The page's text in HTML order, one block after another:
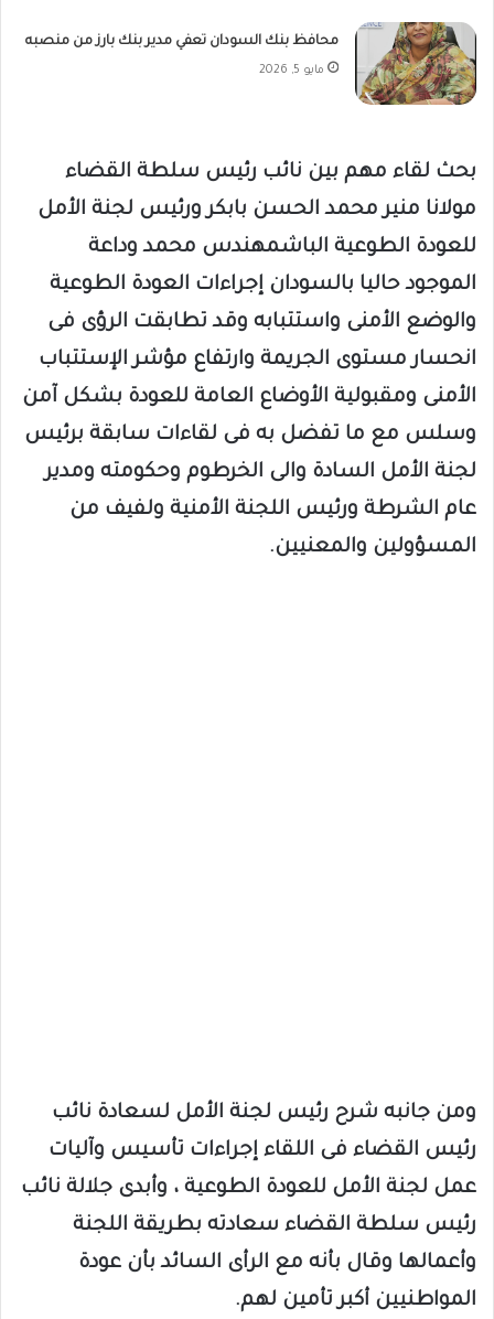
محافظ بنك السودان تعفي مدير بنك بارز من منصبه
مايو 5, 2026
بحث لقاء مهم بين نائب رئيس سلطة القضاء
مولانا منير محمد الحسن بابكر ورئيس لجنة الأمل
للعودة الطوعية الباشمهندس محمد وداعة
الموجود حاليا بالسودان إجراءات العودة الطوعية
والوضع الأمنى واستتبابه وقد تطابقت الرؤى فى
انحسار مستوى الجريمة وارتفاع مؤشر الإستتباب
الأمنى ومقبولية الأوضاع العامة للعودة بشكل آمن
وسلس مع ما تفضل به فى لقاءات سابقة برئيس
لجنة الأمل السادة والى الخرطوم وحكومته ومدير
عام الشرطة ورئيس اللجنة الأمنية ولفيف من
المسؤولين والمعنيين.
ومن جانبه شرح رئيس لجنة الأمل لسعادة نائب
رئيس القضاء فى اللقاء إجراءات تأسيس وآليات
عمل لجنة الأمل للعودة الطوعية ، وأبدى جلالة نائب
رئيس سلطة القضاء سعادته بطريقة اللجنة
وأعمالها وقال بأنه مع الرأى السائد بأن عودة
المواطنيين أكبر تأمين لهم.